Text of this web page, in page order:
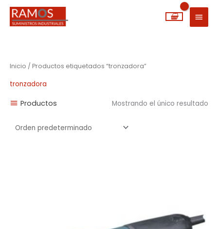
MENÚ
Inicio / Productos etiquetados “tronzadora”
tronzadora
Productos Mostrando el único resultado